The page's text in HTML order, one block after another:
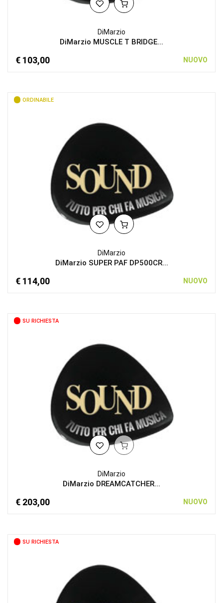
DiMarzio
DiMarzio MUSCLE T BRIDGE...
€ 103,00 NUOVO
ORDINABILE
DiMarzio
DiMarzio SUPER PAF DP500CR...
€ 114,00 NUOVO
SU RICHIESTA
DiMarzio
DiMarzio DREAMCATCHER...
€ 203,00 NUOVO
SU RICHIESTA